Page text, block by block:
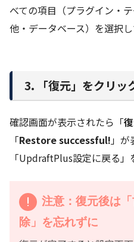
べての項目（プラグイン・
他・データベース）を選択
3. 「復元」をクリッ
確認画面が表示されたら「
「Restore successful! 」が
「UpdraftPlus設定に戻る」
注意：復元後は
除」を忘れずに